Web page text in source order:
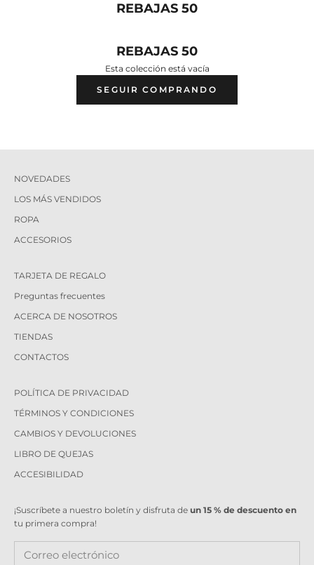
REBAJAS 50
REBAJAS 50
Esta colección está vacía
SEGUIR COMPRANDO
NOVEDADES
LOS MÁS VENDIDOS
ROPA
ACCESORIOS
TARJETA DE REGALO
Preguntas frecuentes
ACERCA DE NOSOTROS
TIENDAS
CONTACTOS
POLÍTICA DE PRIVACIDAD
TÉRMINOS Y CONDICIONES
CAMBIOS Y DEVOLUCIONES
LIBRO DE QUEJAS
ACCESIBILIDAD
¡Suscríbete a nuestro boletín y disfruta de un 15 % de descuento en
tu primera compra!